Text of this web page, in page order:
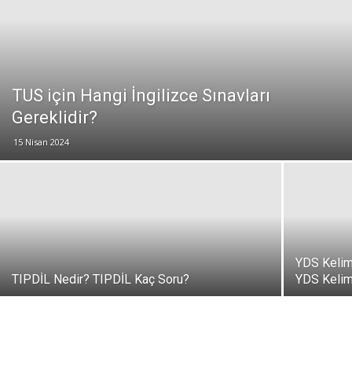
TUS için Hangi İngilizce Sınavları
Gereklidir?
15 Nisan 2024
TIPDİL Nedir? TIPDİL Kaç Soru?
YDS
YDS